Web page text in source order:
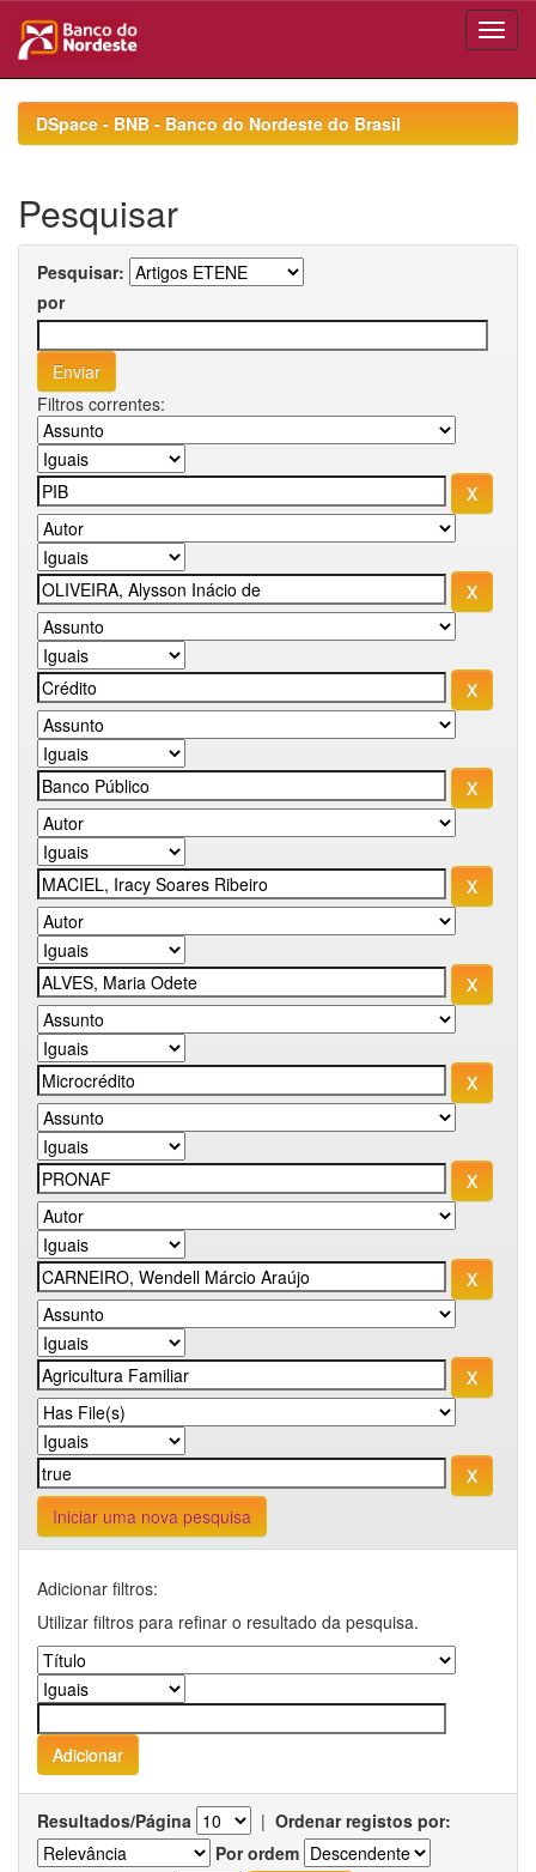
navigationDSpace - BNB - Banco do Nordeste do Brasil
Pesquisar
Pesquisar:
por
Filtros correntes:
Iniciar uma nova pesquisa
Adicionar filtros:
Utilizar filtros para refinar o resultado da pesquisa.
Resultados/Página | Ordenar registos por:
Por ordem